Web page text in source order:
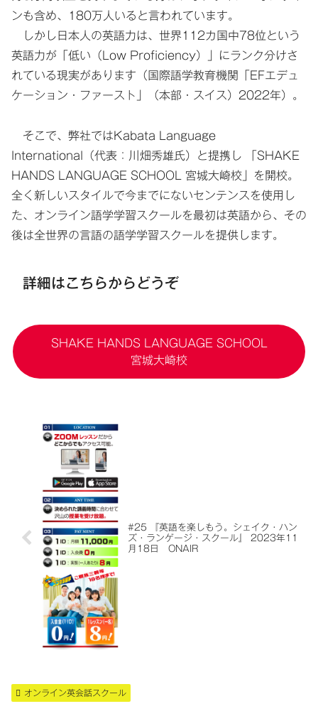
ンも含め、180万人いると言われています。
しかし日本人の英語力は、世界112カ国中78位という
英語力が「低い（Low Proficiency）」にランク分けさ
れている現実があります（国際語学教育機関「EFエデュ
ケーション・ファースト」（本部・スイス）2022年）。
そこで、弊社ではKabata Language
International（代表：川畑秀雄氏）と提携し 「SHAKE
HANDS LANGUAGE SCHOOL 宮城大崎校」を開校。
全く新しいスタイルで今までにないセンテンスを使用し
た、オンライン語学学習スクールを最初は英語から、その
後は全世界の言語の語学学習スクールを提供します。
詳細はこちらからどうぞ
SHAKE HANDS LANGUAGE SCHOOL
宮城大崎校
#25 『英語を楽しもう。シェイク・ハン
ズ・ランゲージ・スクール』 2023年11
月18日 ONAIR
オンライン英会話スクール